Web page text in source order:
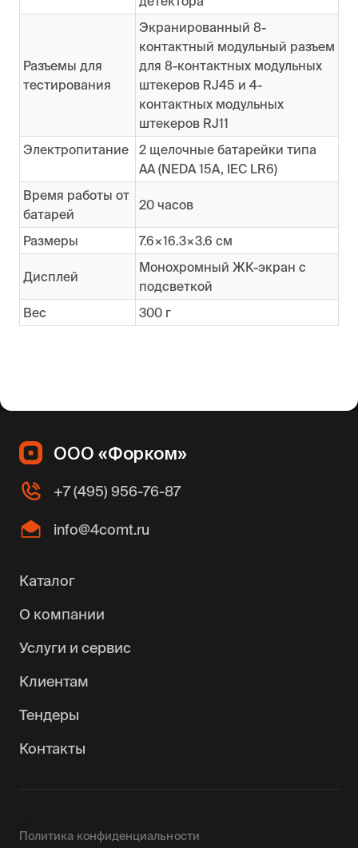
Разъемы для
тестирования
Экранированный 8-
контактный модульный разъем
для 8-контактных модульных
штекеров RJ45 и 4-
контактных модульных
штекеров RJ11
Электропитание
2 щелочные батарейки типа
AA (NEDA 15A, IEC LR6)
Время работы от
батарей
20 часов
Размеры 7.6×16.3×3.6 см
Дисплей
Монохромный ЖК-экран с
подсветкой
Вес
300 г
ООО «Форком»
+7 (495) 956-76-87
info@4comt.ru
Каталог
О компании
Услуги и сервис
Клиентам
Тендеры
Контакты
Политика конфиденциальности